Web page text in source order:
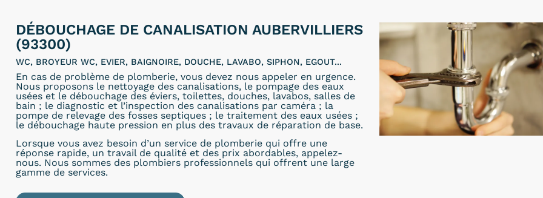
DÉBOUCHAGE DE CANALISATION AUBERVILLIERS
(93300)
WC, BROYEUR WC, EVIER, BAIGNOIRE, DOUCHE, LAVABO, SIPHON, EGOUT...
En cas de problème de plomberie, vous devez nous appeler en urgence.
Nous proposons le nettoyage des canalisations, le pompage des eaux
usées et le débouchage des éviers, toilettes, douches, lavabos, salles de
bain ; le diagnostic et l’inspection des canalisations par caméra ; la
pompe de relevage des fosses septiques ; le traitement des eaux usées ;
le débouchage haute pression en plus des travaux de réparation de base.
Lorsque vous avez besoin d’un service de plomberie qui offre une
réponse rapide, un travail de qualité et des prix abordables, appelez-
nous. Nous sommes des plombiers professionnels qui offrent une large
gamme de services.